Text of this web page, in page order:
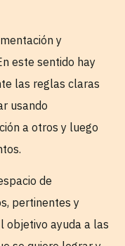
y
este sentido hay
las reglas claras
usando
a otros y luego
de
pertinentes y
objetivo ayuda a las